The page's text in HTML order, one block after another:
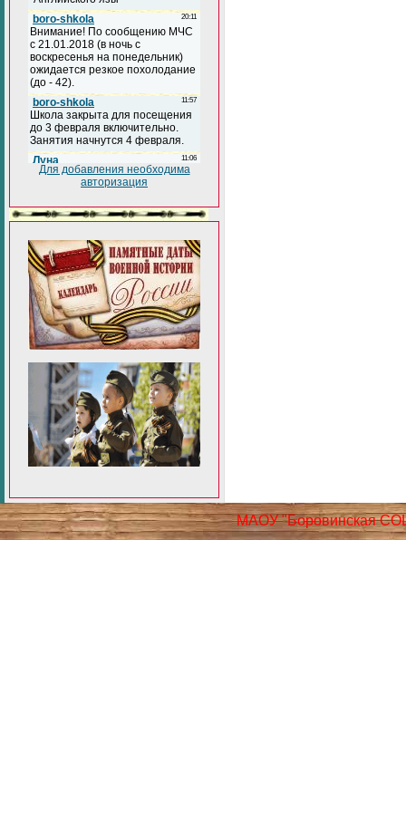
Для добавления необходима
авторизация
МАОУ "Боровинская